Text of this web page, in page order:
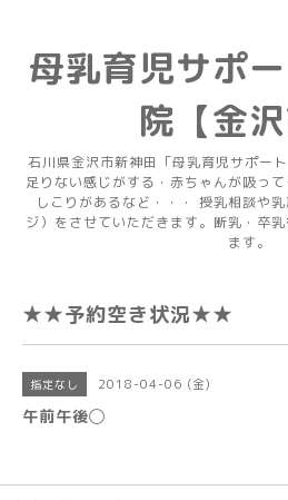
母乳育児サポ
院【金沢
石川県金沢市新神田「母乳育児サポー
足りない感じがする・赤ちゃんが吸っ
しこりがあるなど・・・ 授乳相談や
ジ）をさせていただきます。断乳・卒
ます。
★★予約空き状況★★
指定なし 2018-04-06 (金)
午前午後◯